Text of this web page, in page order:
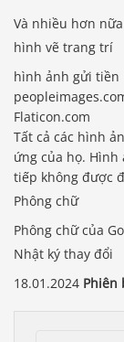
Và nhiều hơn
hình vẽ trang trí
hình ảnh gửi tiền
Flaticon.com
Tất cả các hình
ứng của họ.
tiếp không được
Phông chữ
Phông chữ của
Nhật ký thay đổi
18.01.2024 Phiên